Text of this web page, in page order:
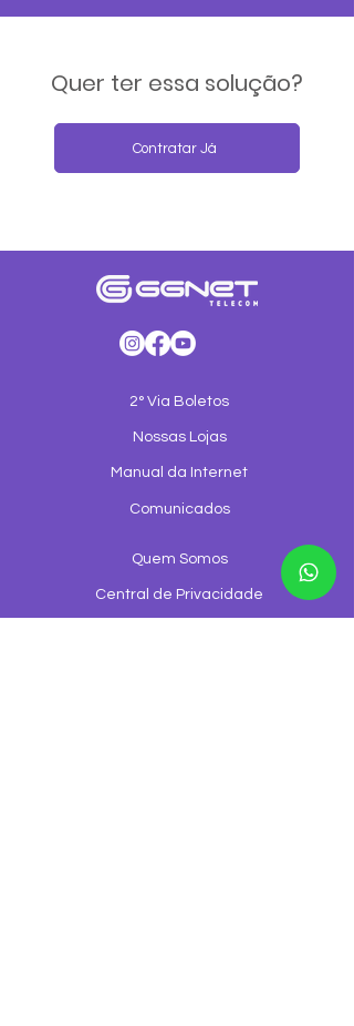
Quer ter essa solução?
Contratar Já
2° Via Boletos
Nossas Lojas
Manual da Internet
Comunicados
Quem Somos
Central de Privacidade